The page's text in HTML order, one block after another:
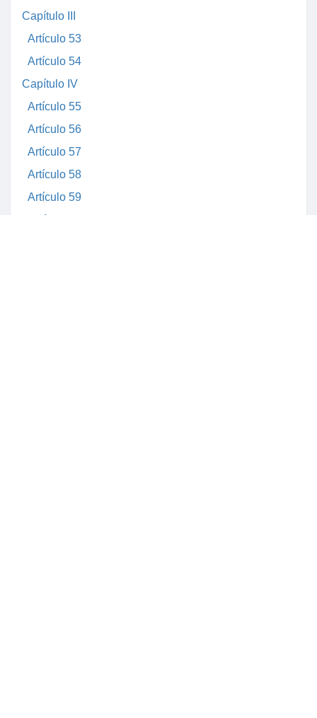
Capítulo III
Artículo 53
Artículo 54
Capítulo IV
Artículo 55
Artículo 56
Artículo 57
Artículo 58
Artículo 59